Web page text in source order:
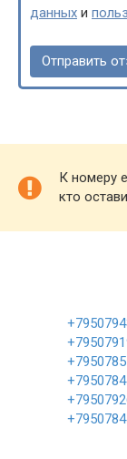
данных и
К номеру
кто